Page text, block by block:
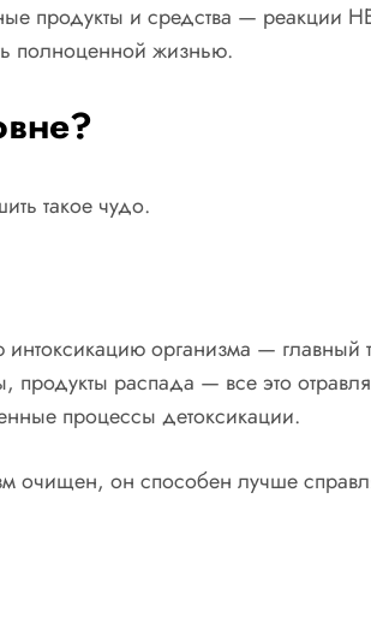
продукты и средства — реакции
полноценной жизнью.
такое чудо.
организма — главный
продукты распада — все это
процессы детоксикации.
очищен, он способен лучше